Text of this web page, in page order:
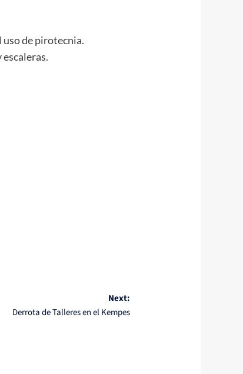
uso de pirotecnia.
Next:
Derrota de Talleres en el Kempes